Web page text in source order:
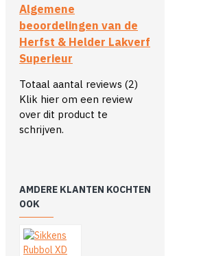
Algemene
beoordelingen van de
Herfst & Helder Lakverf
Superieur
Totaal aantal reviews (2)
Klik hier om een review
over dit product te
schrijven.
AMDERE KLANTEN KOCHTEN
OOK